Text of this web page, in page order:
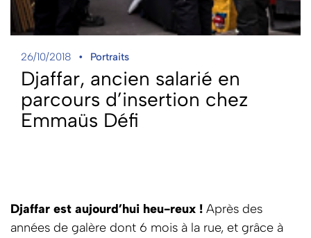
26/10/2018 Portraits
Djaffar, ancien salarié en
parcours d’insertion chez
Emmaüs Défi
Djaffar est aujourd’hui heu-reux ! Après des
années de galère dont 6 mois à la rue, et grâce à